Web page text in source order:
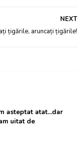
NEXT
țigările, aruncați țigările!
asteptat atat...dar
uitat de